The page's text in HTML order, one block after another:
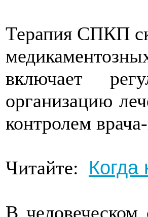
Терапия СПКП
включает
организацию
контролем
Читайте:
В человеческом